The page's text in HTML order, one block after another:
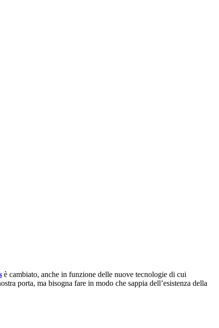
è cambiato, anche in funzione delle nuove tecnologie di cui
porta, ma bisogna fare in modo che sappia dell’esistenza della